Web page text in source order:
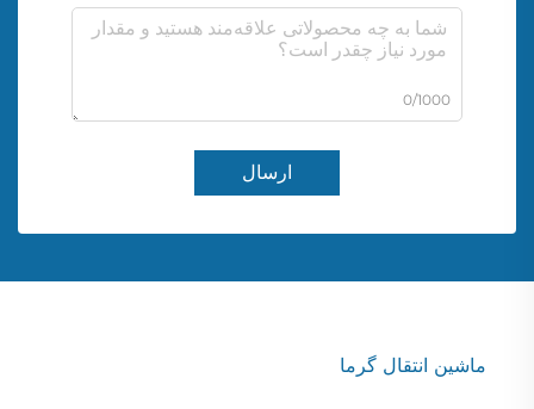
0/1000
ارسال
ماشین انتقال گرما